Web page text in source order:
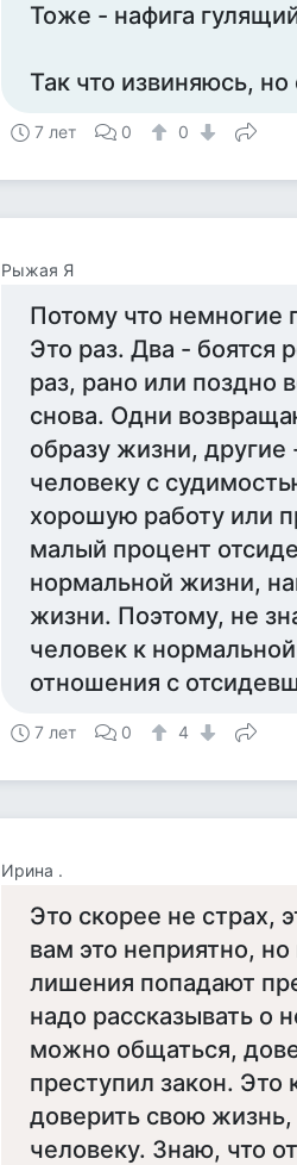
Тоже - нафига
Так что извиняюсь,
7 лет 0 0
Рыжая Я
Потому что немногие
Это раз. Два - боятся
раз, рано или поздно
снова. Одни
образу жизни, другие
человеку с
хорошую работу или
малый процент
нормальной жизни,
жизни. Поэтому, не
человек к
отношения с
7 лет 0 4
Ирина .
Это скорее не страх,
вам это неприятно,
лишения попадают
надо рассказывать о
можно общаться,
преступил закон. Это
доверить свою
человеку. Знаю, что